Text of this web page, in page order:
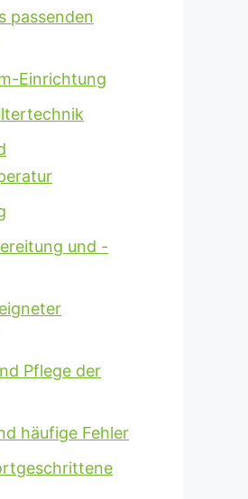
passenden
Einrichtung
und -
Pflege der
häufige Fehler